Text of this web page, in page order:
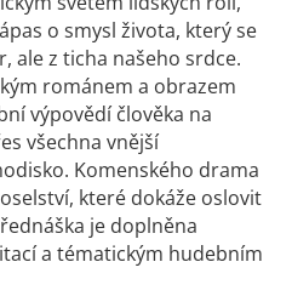
o smysl života, který se
ale z ticha našeho srdce.
románem a obrazem
výpovědí člověka na
všechna vnější
Komenského drama
které dokáže oslovit
je doplněna
a tématickým hudebním